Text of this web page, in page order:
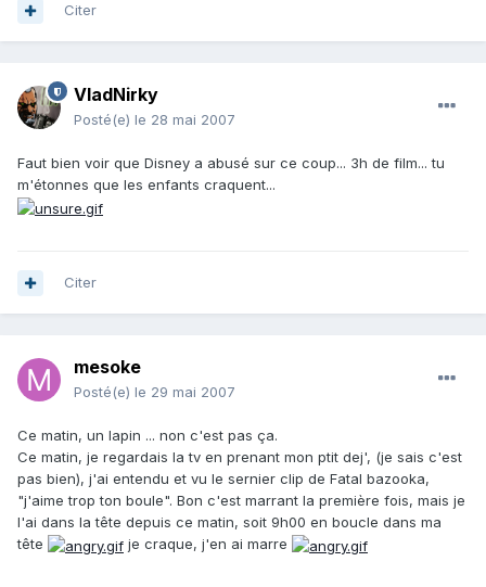
Citer
VladNirky
Posté(e) le 28 mai 2007
Faut bien voir que Disney a abusé sur ce coup... 3h de film... tu
m'étonnes que les enfants craquent...
Citer
mesoke
Posté(e) le 29 mai 2007
Ce matin, un lapin ... non c'est pas ça.
Ce matin, je regardais la tv en prenant mon ptit dej', (je sais c'est
pas bien), j'ai entendu et vu le sernier clip de Fatal bazooka,
"j'aime trop ton boule". Bon c'est marrant la première fois, mais je
l'ai dans la tête depuis ce matin, soit 9h00 en boucle dans ma
tête
je craque, j'en ai marre